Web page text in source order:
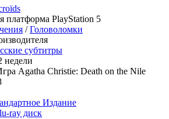
платформа PlayStation 5
/Головоломки
субтитры
недели
Agatha Christie: Death on the Nile
Издание
ray диск